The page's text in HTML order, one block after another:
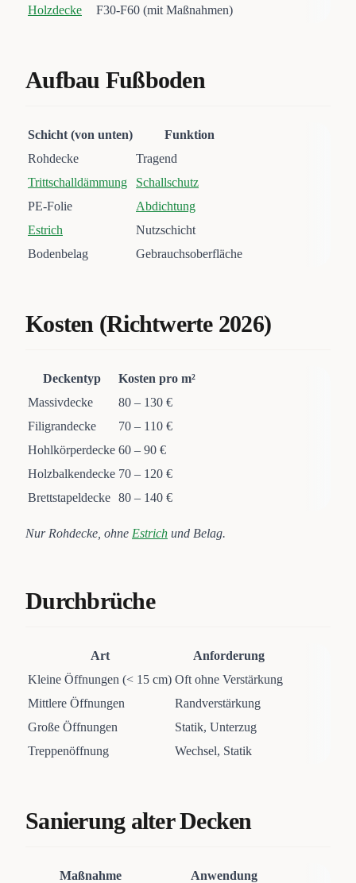
Holzdecke
F30-F60 (mit Maßnahmen)
Aufbau Fußboden
Schicht (von unten)
Funktion
Rohdecke
Tragend
Trittschalldämmung
Schallschutz
PE-Folie
Abdichtung
Estrich
Nutzschicht
Bodenbelag
Gebrauchsoberfläche
Kosten (Richtwerte 2026)
Deckentyp
Kosten pro m²
Massivdecke
80 – 130 €
Filigrandecke
70 – 110 €
Hohlkörperdecke 60 – 90 €
Holzbalkendecke 70 – 120 €
Brettstapeldecke 80 – 140 €
Nur Rohdecke, ohne Estrich und Belag.
Durchbrüche
Art
Anforderung
Kleine Öffnungen (< 15 cm) Oft ohne Verstärkung
Mittlere Öffnungen
Randverstärkung
Große Öffnungen
Statik, Unterzug
Treppenöffnung
Wechsel, Statik
Sanierung alter Decken
Maßnahme
Anwendung